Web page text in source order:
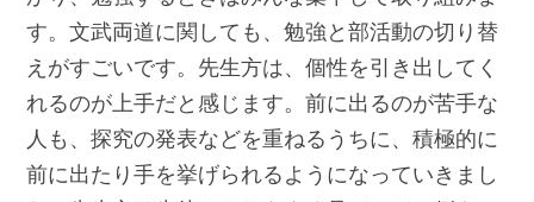
す。文武両道に関しても、勉強と部活動の切り替
えがすごいです。先生方は、個性を引き出してく
れるのが上手だと感じます。前に出るのが苦手な
人も、探究の発表などを重ねるうちに、積極的に
前に出たり手を挙げられるようになっていきまし